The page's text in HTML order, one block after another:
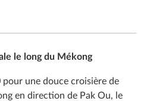
mentionné dans la rubrique «
le long du Mékong
pour une douce croisière de
en direction de Pak Ou, le